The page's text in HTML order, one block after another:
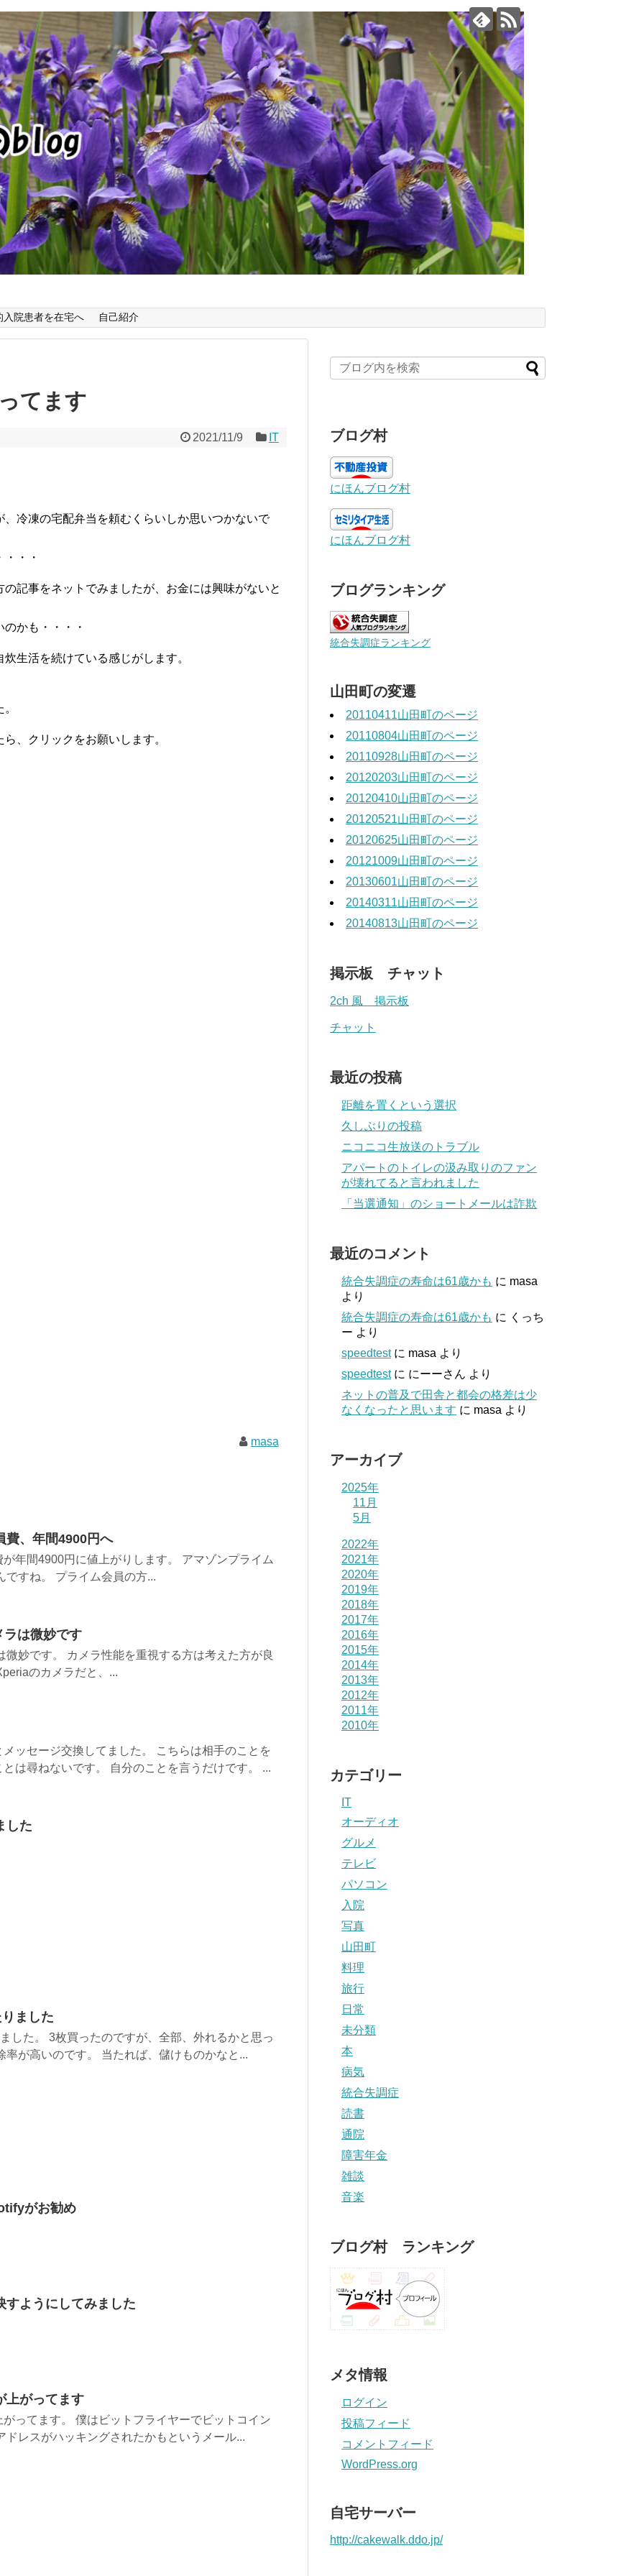
入院患者を在宅へ 自己紹介
てます
2021/11/9 IT
冷凍の宅配弁当を頼むくらいしか思いつかないで
・・
記事をネットでみましたが、お金には興味がないと
かも・・・・
生活を続けている感じがします。
、クリックをお願いします。
masa
費、年間4900円へ
年間4900円に値上がりします。 アマゾンプライム
ですね。 プライム会員の方...
は微妙です
微妙です。 カメラ性能を重視する方は考えた方が良
のカメラだと、...
ッセージ交換してました。 こちらは相手のことを
は尋ねないです。 自分のことを言うだけです。 ...
した
ました
した。 3枚買ったのですが、全部、外れるかと思っ
率が高いのです。 当たれば、儲けものかなと...
がお勧め
すようにしてみました
上がってます
ってます。 僕はビットフライヤーでビットコイン
ドレスがハッキングされたかもというメール...
ブログ村
にほんブログ村
にほんブログ村
ブログランキング
統合失調症ランキング
山田町の変遷
20110411山田町のページ
20110804山田町のページ
20110928山田町のページ
20120203山田町のページ
20120410山田町のページ
20120521山田町のページ
20120625山田町のページ
20121009山田町のページ
20130601山田町のページ
20140311山田町のページ
20140813山田町のページ
掲示板 チャット
2ch 風 掲示板
チャット
最近の投稿
距離を置くという選択
久しぶりの投稿
ニコニコ生放送のトラブル
アパートのトイレの汲み取りのファン
が壊れてると言われました
「当選通知」のショートメールは詐欺
最近のコメント
統合失調症の寿命は61歳かも に masa
より
統合失調症の寿命は61歳かも に くっち
ー より
speedtestに masa より
speedtestに にーーさん より
ネットの普及で田舎と都会の格差は少
なくなったと思います に masa より
アーカイブ
2025年
11月
5月
2022年
2021年
2020年
2019年
2018年
2017年
2016年
2015年
2014年
2013年
2012年
2011年
2010年
カテゴリー
IT
オーディオ
グルメ
テレビ
パソコン
入院
写真
山田町
料理
旅行
日常
未分類
本
病気
統合失調症
読書
通院
障害年金
雑談
音楽
ブログ村 ランキング
メタ情報
ログイン
投稿フィード
コメントフィード
WordPress.org
自宅サーバー
http://cakewalk.ddo.jp/